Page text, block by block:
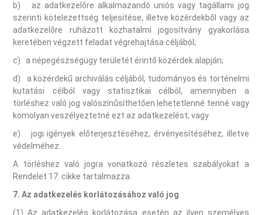
b) az adatkezelőre alkalmazandó uniós vagy tagállami jog
szerinti kötelezettség teljesítése, illetve közérdekből vagy az
adatkezelőre ruházott közhatalmi jogosítvány gyakorlása
keretében végzett feladat végrehajtása céljából;
c) a népegészségügy területét érintő közérdek alapján;
d) a közérdekű archiválás céljából, tudományos és történelmi
kutatási célból vagy statisztikai célból, amennyiben a
törléshez való jog valószínűsíthetően lehetetlenné tenné vagy
komolyan veszélyeztetné ezt az adatkezelést; vagy
e) jogi igények előterjesztéséhez, érvényesítéséhez, illetve
védelméhez.
A törléshez való jogra vonatkozó részletes szabályokat a
Rendelet 17. cikke tartalmazza.
7.Az adatkezelés korlátozásához való jog
(1) Az adatkezelés korlátozása esetén az ilyen személyes